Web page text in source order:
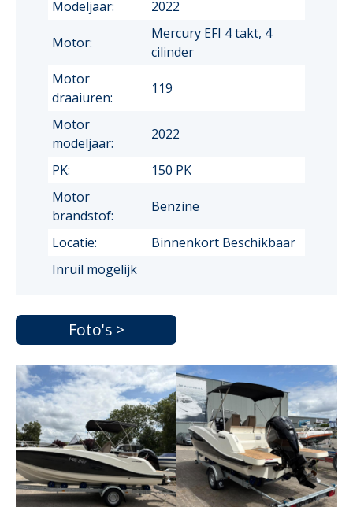
Modeljaar:
2022
Motor:
Mercury EFI 4 takt, 4
cilinder
Motor
draaiuren:
119
Motor
modeljaar:
2022
PK:
150 PK
Motor
brandstof:
Benzine
Locatie:
Binnenkort Beschikbaar
Inruil mogelijk
Foto's >